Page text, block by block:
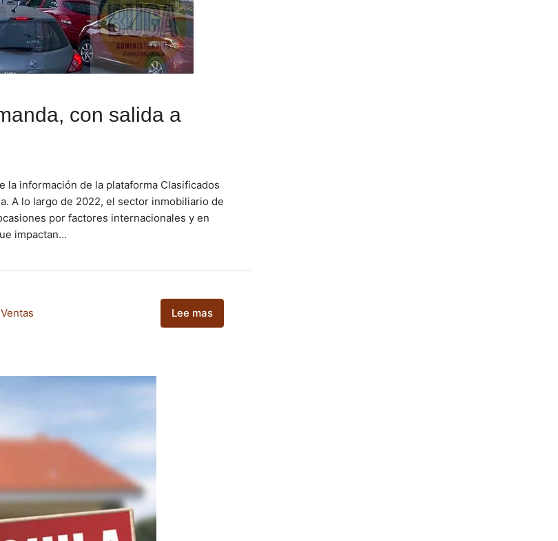
con salida a
la información de la plataforma Clasificados
A lo largo de 2022, el sector inmobiliario de
por factores internacionales y en
impactan...
Ventas Lee mas